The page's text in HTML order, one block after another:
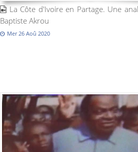
La Côte d'Ivoire en Partage. Une
Baptiste Akrou
Mer 26 Aoû 2020